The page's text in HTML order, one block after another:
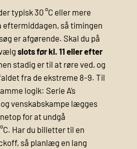
typisk 30 °C eller mere
eftermiddagen, så timingen
er afgørende. Skal du på
slots før kl. 11 eller efter
stadig er til at røre ved, og
fra de ekstreme 8-9. Til
logik: Serie A’s
venskabskampe lægges
for at undgå
Har du billetter til en
så planlæg en lang